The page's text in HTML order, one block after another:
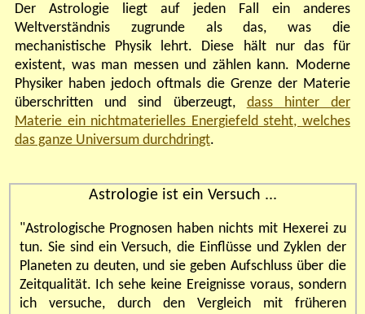
Der Astrologie liegt auf jeden Fall ein anderes
Weltverständnis zugrunde als das, was die
mechanistische Physik lehrt. Diese hält nur das für
existent, was man messen und zählen kann. Moderne
Physiker haben jedoch oftmals die Grenze der Materie
überschritten und sind überzeugt, dass hinter der
Materie ein nichtmaterielles Energiefeld steht, welches
das ganze Universum durchdringt.
Astrologie ist ein Versuch ...
"Astrologische Prognosen haben nichts mit Hexerei zu
tun. Sie sind ein Versuch, die Einflüsse und Zyklen der
Planeten zu deuten, und sie geben Aufschluss über die
Zeitqualität. Ich sehe keine Ereignisse voraus, sondern
ich versuche, durch den Vergleich mit früheren